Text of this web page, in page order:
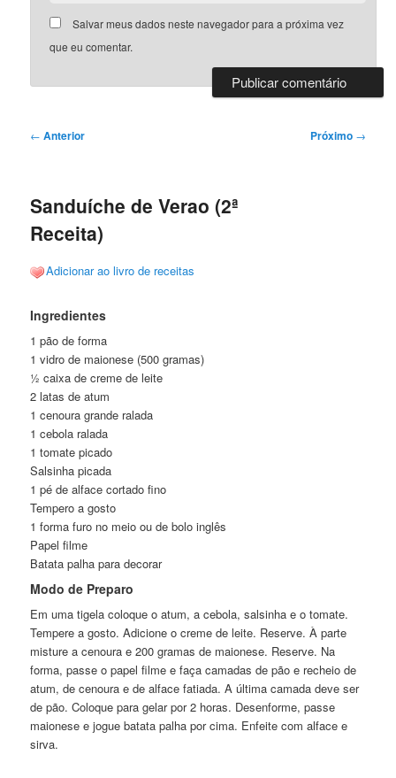
Salvar meus dados neste navegador para a próxima vez
que eu comentar.
Navegação
← Anterior Próximo →
Sanduíche de Verao (2ª
Receita)
Adicionar ao livro de receitas
Ingredientes
1 pão de forma
1 vidro de maionese (500 gramas)
½ caixa de creme de leite
2 latas de atum
1 cenoura grande ralada
1 cebola ralada
1 tomate picado
Salsinha picada
1 pé de alface cortado fino
Tempero a gosto
1 forma furo no meio ou de bolo inglês
Papel filme
Batata palha para decorar
Modo de Preparo
Em uma tigela coloque o atum, a cebola, salsinha e o tomate.
Tempere a gosto. Adicione o creme de leite. Reserve. À parte
misture a cenoura e 200 gramas de maionese. Reserve. Na
forma, passe o papel filme e faça camadas de pão e recheio de
atum, de cenoura e de alface fatiada. A última camada deve ser
de pão. Coloque para gelar por 2 horas. Desenforme, passe
maionese e jogue batata palha por cima. Enfeite com alface e
sirva.